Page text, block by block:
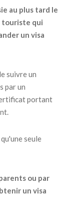
au plus tard le
touriste qui
un visa
suivre un
par un
portant
seule
ou par
un visa